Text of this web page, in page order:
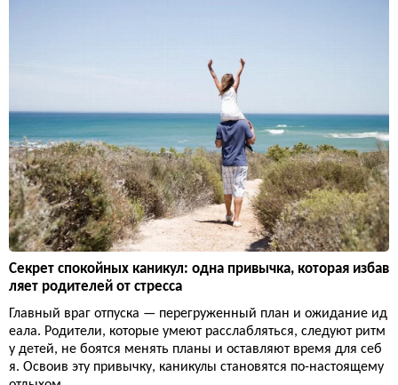
Секрет спокойных каникул: одна привычка, которая избав
ляет родителей от стресса
Главный враг отпуска — перегруженный план и ожидание ид
еала. Родители, которые умеют расслабляться, следуют ритм
у детей, не боятся менять планы и оставляют время для себ
я. Освоив эту привычку, каникулы становятся по-настоящему